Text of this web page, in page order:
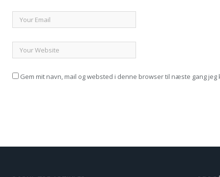
Gem mit navn, mail og websted i denne browser til næste gang jeg